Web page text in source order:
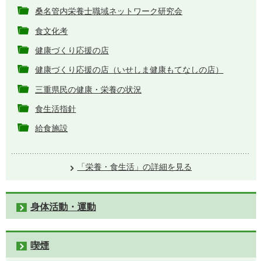
桑名管内栄養士職域ネットワーク研究会
食文化考
健康づくり応援の店
健康づくり応援の店（いせしま健康もてなしの店）
三重県民の健康・栄養の状況
食生活指針
給食施設
「栄養・食生活」の詳細を見る
身体活動・運動
喫煙